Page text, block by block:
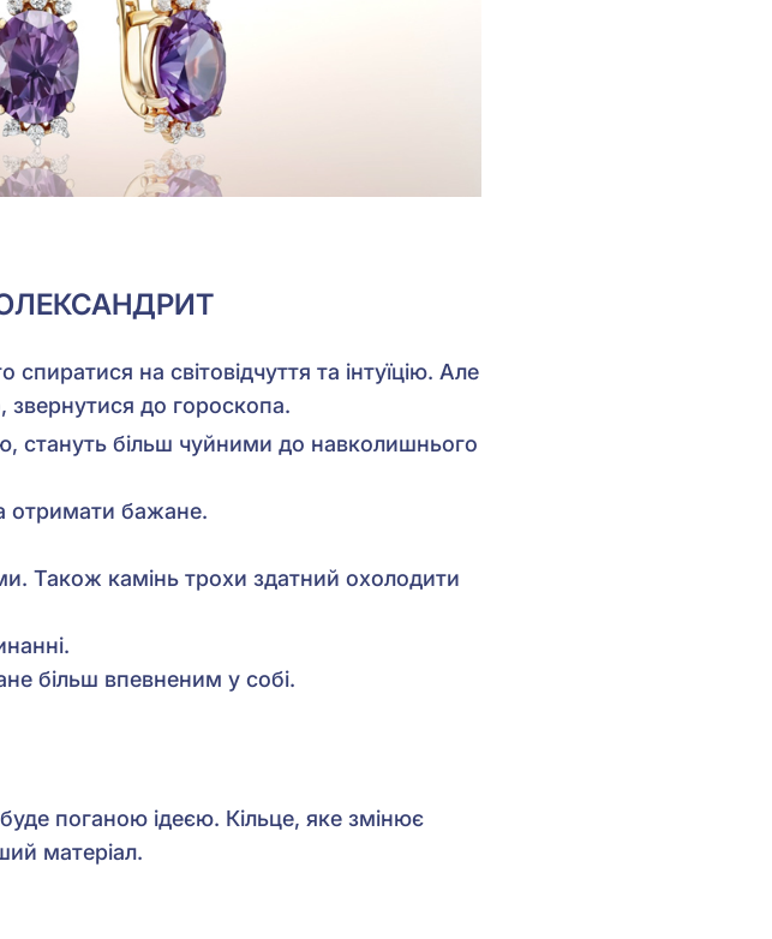
на світовідчуття та інтуїцію. Але
звернутися до гороскопа.
стануть більш чуйними до навколишнього
отримати бажане.
Також камінь трохи здатний охолодити
більш впевненим у собі.
поганою ідеєю. Кільце, яке змінює
матеріал.